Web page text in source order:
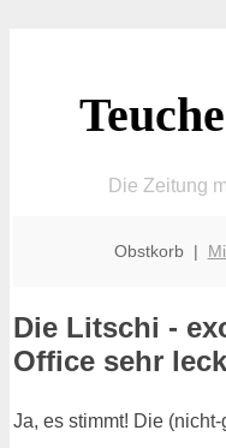
Die Zeitung
Obstkorb |
Die Litschi -
Office sehr
Ja, es stimmt! Die